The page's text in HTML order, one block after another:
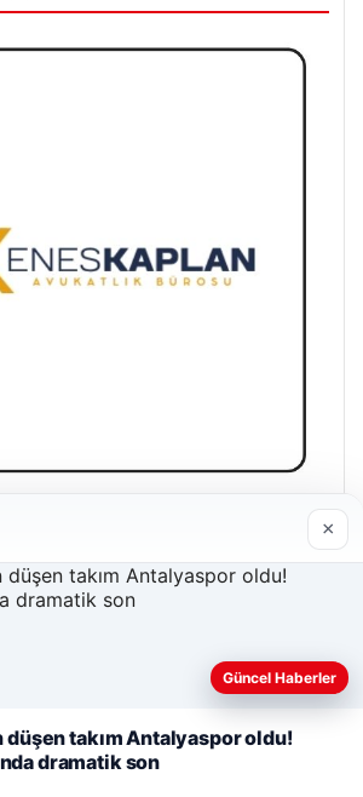
Bürosu
daha iyi anlayabilmek,
Et
×
Güncel Haberler
düşen takım Antalyaspor oldu!
dramatik son